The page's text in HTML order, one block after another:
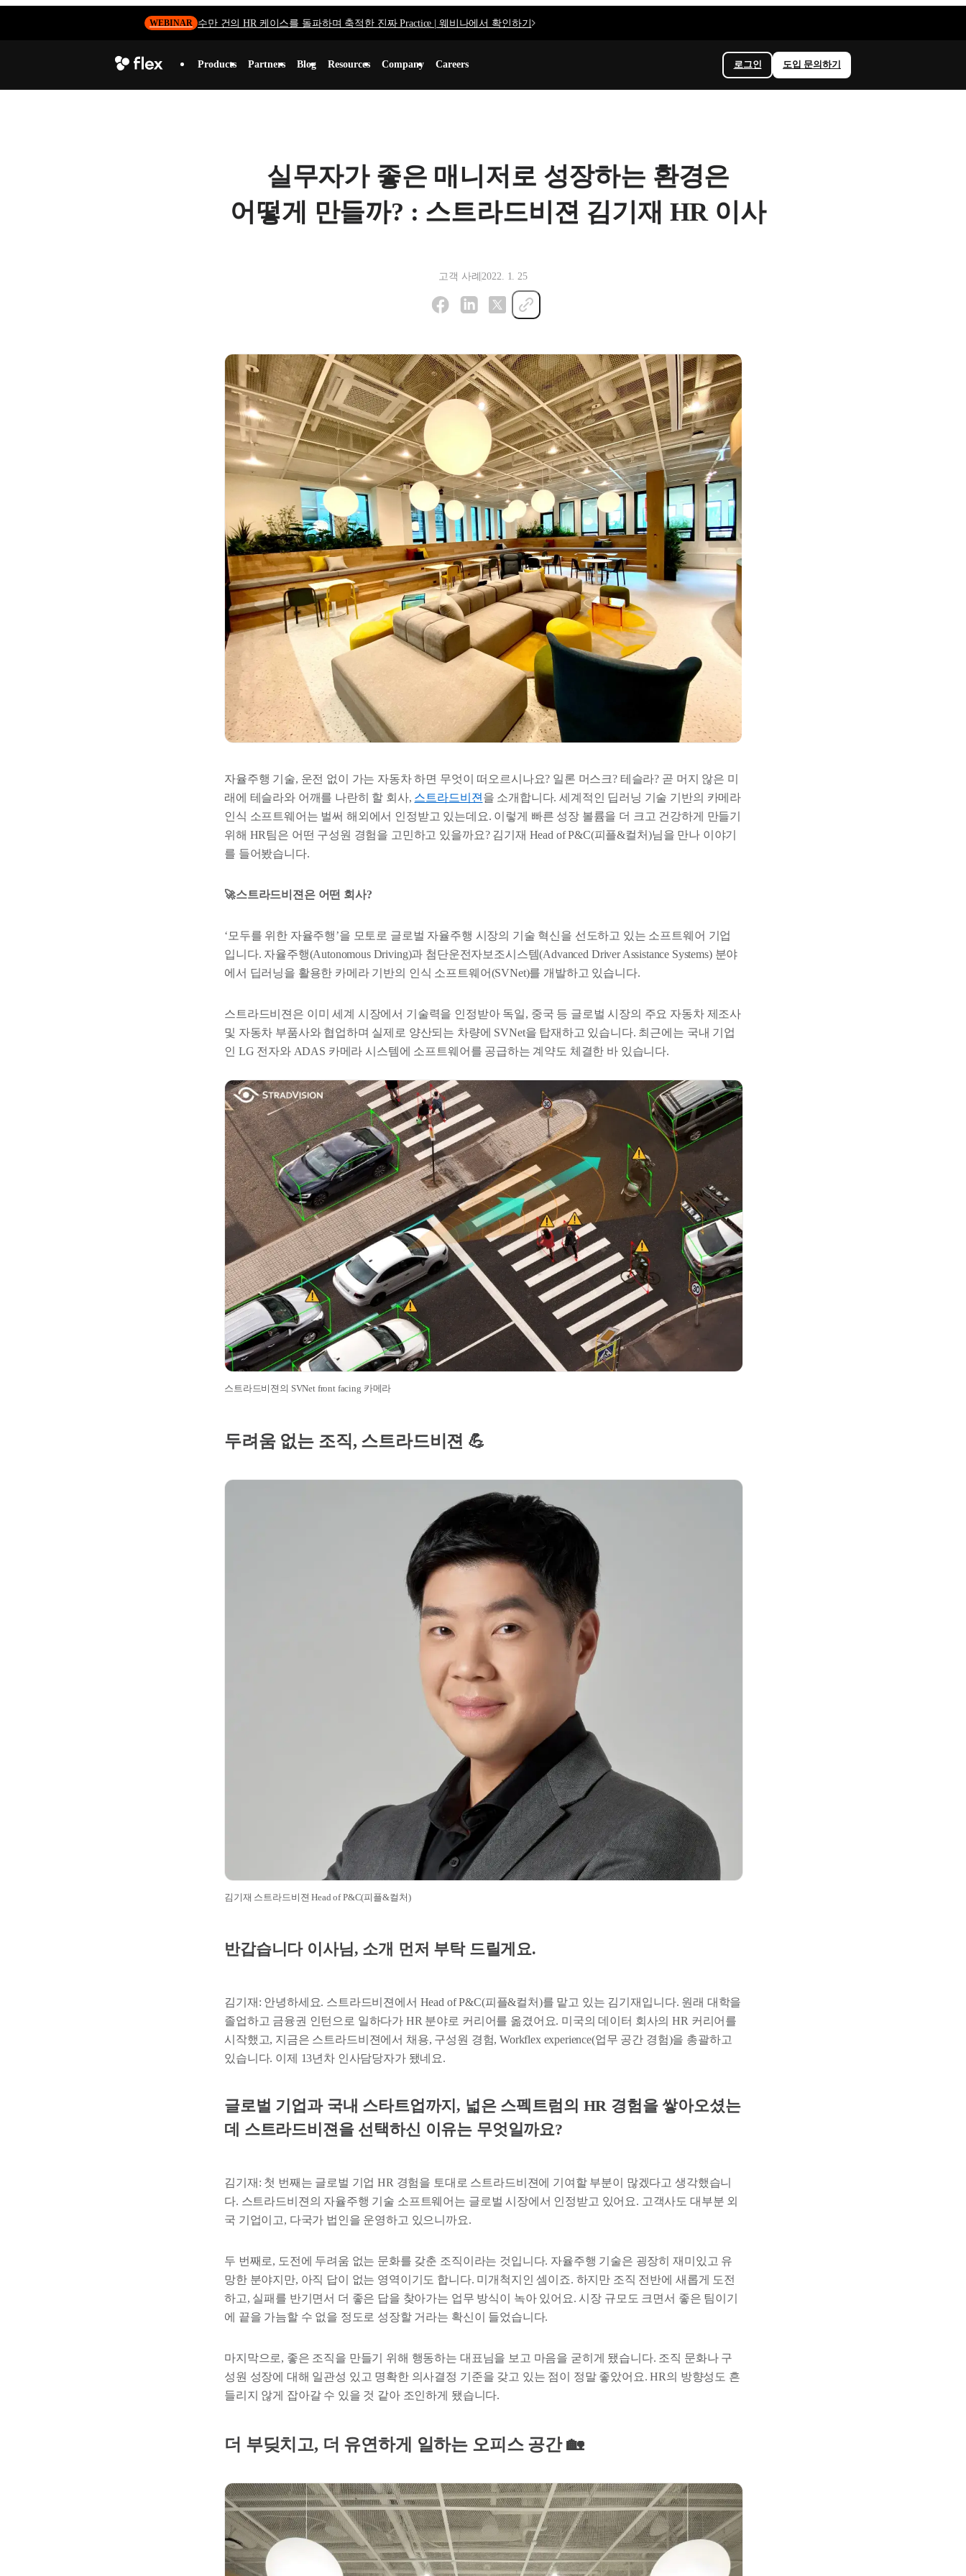
WEBINAR 수만 건의 HR 케이스를 돌파하며 축적한 진짜 Practice | 웨비나에서 확인하기
Products Partners Blog Resources Company Careers 로그인 도입 문의하기
실무자가 좋은 매니저로 성장하는 환경은
어떻게 만들까? : 스트라드비젼 김기재 HR 이사
고객 사례 2022. 1. 25
자율주행 기술, 운전 없이 가는 자동차 하면 무엇이 떠오르시나요? 일론 머스크? 테슬라? 곧 머지 않은 미
래에 테슬라와 어깨를 나란히 할 회사, 스트라드비젼 을 소개합니다. 세계적인 딥러닝 기술 기반의 카메라
인식 소프트웨어는 벌써 해외에서 인정받고 있는데요. 이렇게 빠른 성장 볼륨을 더 크고 건강하게 만들기
위해 HR팀은 어떤 구성원 경험을 고민하고 있을까요? 김기재 Head of P&C(피플&컬처)님을 만나 이야기
를 들어봤습니다.
🚀스트라드비젼은 어떤 회사?
‘모두를 위한 자율주행’을 모토로 글로벌 자율주행 시장의 기술 혁신을 선도하고 있는 소프트웨어 기업
입니다. 자율주행(Autonomous Driving)과 첨단운전자보조시스템(Advanced Driver Assistance Systems) 분야
에서 딥러닝을 활용한 카메라 기반의 인식 소프트웨어(SVNet)를 개발하고 있습니다.
스트라드비젼은 이미 세계 시장에서 기술력을 인정받아 독일, 중국 등 글로벌 시장의 주요 자동차 제조사
및 자동차 부품사와 협업하며 실제로 양산되는 차량에 SVNet을 탑재하고 있습니다. 최근에는 국내 기업
인 LG 전자와 ADAS 카메라 시스템에 소프트웨어를 공급하는 계약도 체결한 바 있습니다.
스트라드비젼의 SVNet front facing 카메라
두려움 없는 조직, 스트라드비젼 💪
김기재 스트라드비젼 Head of P&C(피플&컬처)
반갑습니다 이사님, 소개 먼저 부탁 드릴게요.
김기재: 안녕하세요. 스트라드비젼에서 Head of P&C(피플&컬처)를 맡고 있는 김기재입니다. 원래 대학을
졸업하고 금융권 인턴으로 일하다가 HR 분야로 커리어를 옮겼어요. 미국의 데이터 회사의 HR 커리어를
시작했고, 지금은 스트라드비젼에서 채용, 구성원 경험, Workflex experience(업무 공간 경험)을 총괄하고
있습니다. 이제 13년차 인사담당자가 됐네요.
글로벌 기업과 국내 스타트업까지, 넓은 스펙트럼의 HR 경험을 쌓아오셨는
데 스트라드비젼을 선택하신 이유는 무엇일까요?
김기재: 첫 번째는 글로벌 기업 HR 경험을 토대로 스트라드비젼에 기여할 부분이 많겠다고 생각했습니
다. 스트라드비젼의 자율주행 기술 소프트웨어는 글로벌 시장에서 인정받고 있어요. 고객사도 대부분 외
국 기업이고, 다국가 법인을 운영하고 있으니까요.
두 번째로, 도전에 두려움 없는 문화를 갖춘 조직이라는 것입니다. 자율주행 기술은 굉장히 재미있고 유
망한 분야지만, 아직 답이 없는 영역이기도 합니다. 미개척지인 셈이죠. 하지만 조직 전반에 새롭게 도전
하고, 실패를 반기면서 더 좋은 답을 찾아가는 업무 방식이 녹아 있어요. 시장 규모도 크면서 좋은 팀이기
에 끝을 가늠할 수 없을 정도로 성장할 거라는 확신이 들었습니다.
마지막으로, 좋은 조직을 만들기 위해 행동하는 대표님을 보고 마음을 굳히게 됐습니다. 조직 문화나 구
성원 성장에 대해 일관성 있고 명확한 의사결정 기준을 갖고 있는 점이 정말 좋았어요. HR의 방향성도 흔
들리지 않게 잡아갈 수 있을 것 같아 조인하게 됐습니다.
더 부딪치고, 더 유연하게 일하는 오피스 공간🏡